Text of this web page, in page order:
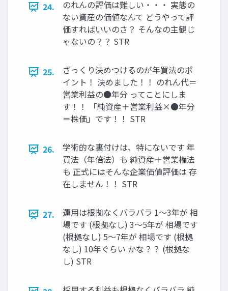
24.
のれんの評価は難しい・・・ 実態の
ない資産の価値なんて どうやって評
価すればいいのさ？ そんなの主観じ
ゃないの？？ STR
25.
ざっくり決めつけるのが年買法のポ
イント！ 決めました！！ のれん代＝
営業利益の●年分 ってことにしま
す！！ 「純資産＋営業利益×●年分
＝株価」です！！ STR
26.
学術的な裏付けは、特にないです 年
買法（年倍法）も 純資産＋営業権法
も 正式にはそんな企業価値評価は 存
在しません！！ STR
27.
運用は根拠なくバラバラ 1〜3年が 相
場です (根拠なし) 3〜5年が 相場です
(根拠なし) 5〜7年が 相場です (根拠
なし) 10年ぐらい かな？？ (根拠な
し) STR